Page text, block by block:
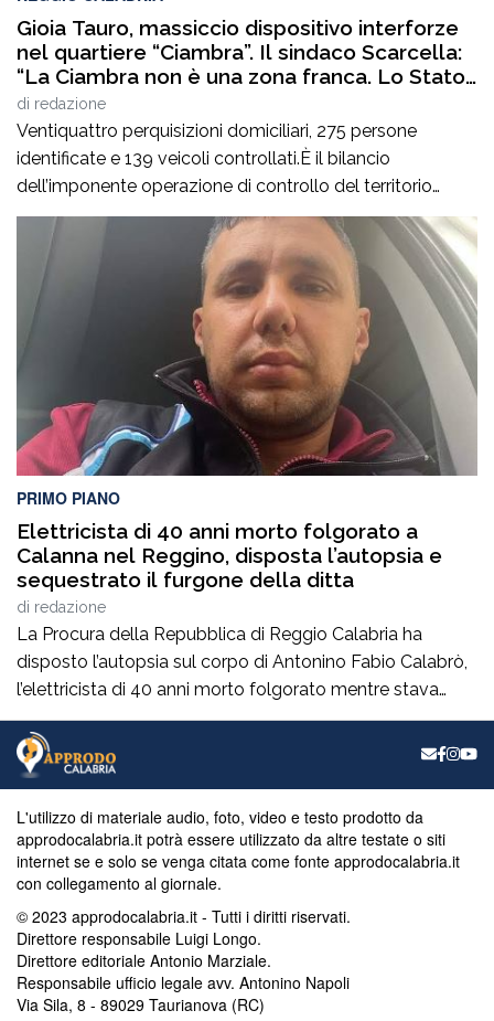
Gioia Tauro, massiccio dispositivo interforze
nel quartiere “Ciambra”. Il sindaco Scarcella:
“La Ciambra non è una zona franca. Lo Stato
c’è e si vede”
di redazione
Ventiquattro perquisizioni domiciliari, 275 persone
identificate e 139 veicoli controllati.È il bilancio
dell’imponente operazione di controllo del territorio
condotta il7 agosto nel quartiere Ciambra di Gioia Tauro,
nell’ambito di un servizio straordinario ad “Alto Impatto”
disposto per rafforzare la presenza delle istituzioni e
contrastare ogni forma di illegalità. Un’azione massiccia
e coordinata che ha visto […]
PRIMO PIANO
Elettricista di 40 anni morto folgorato a
Calanna nel Reggino, disposta l’autopsia e
sequestrato il furgone della ditta
di redazione
La Procura della Repubblica di Reggio Calabria ha
disposto l’autopsia sul corpo di Antonino Fabio Calabrò,
l’elettricista di 40 anni morto folgorato mentre stava
lavorando al montaggio delle luminarie nel comune
di Calanna. Le indagini, coordinate dalla Procura guidata
da Giuseppe Borrelli, sono affidate ai carabinieri, che
ditta privata per la quale lavorava […]
L'utilizzo di materiale audio, foto, video e testo prodotto da
approdocalabria.it potrà essere utilizzato da altre testate o siti
internet se e solo se venga citata come fonte approdocalabria.it
con collegamento al giornale.
© 2023 approdocalabria.it - Tutti i diritti riservati.
Direttore responsabile Luigi Longo.
Direttore editoriale Antonio Marziale.
Responsabile ufficio legale avv. Antonino Napoli
Via Sila, 8 - 89029 Taurianova (RC)